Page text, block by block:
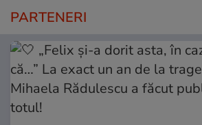
PARTENERI